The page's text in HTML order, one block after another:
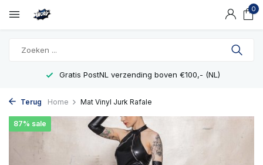
0
Gratis PostNL verzending boven €100,- (NL)
Terug Home Mat Vinyl Jurk Rafale
87% sale